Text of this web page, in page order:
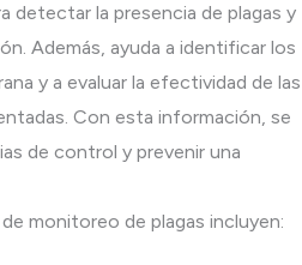
detectar la presencia de plagas y
Además, ayuda a identificar los
y a evaluar la efectividad de las
Con esta información, se
de control y prevenir una
monitoreo de plagas incluyen: